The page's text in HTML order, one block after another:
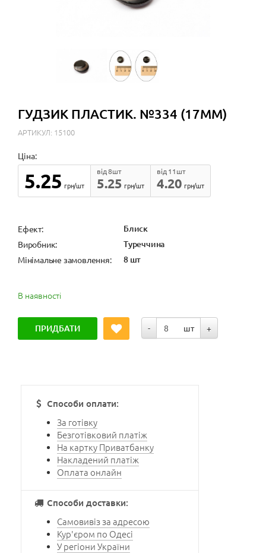
ГУДЗИК ПЛАСТИК. №334 (17ММ)
АРТИКУЛ: 15100
Ціна:
5.25 грн/шт 5.25
від 8шт
грн/шт
4.20
від 11шт
грн/шт
Ефект: Блиск
Виробник: Туреччина
Мінімальне замовлення: 8 шт
В наявності
ПРИДБАТИ - шт +
Способи оплати:
За готівку
Безготівковий платіж
На картку Приватбанку
Накладений платіж
Оплата онлайн
Способи доставки:
Самовивіз за адресою
Кур'єром по Одесі
У регіони України